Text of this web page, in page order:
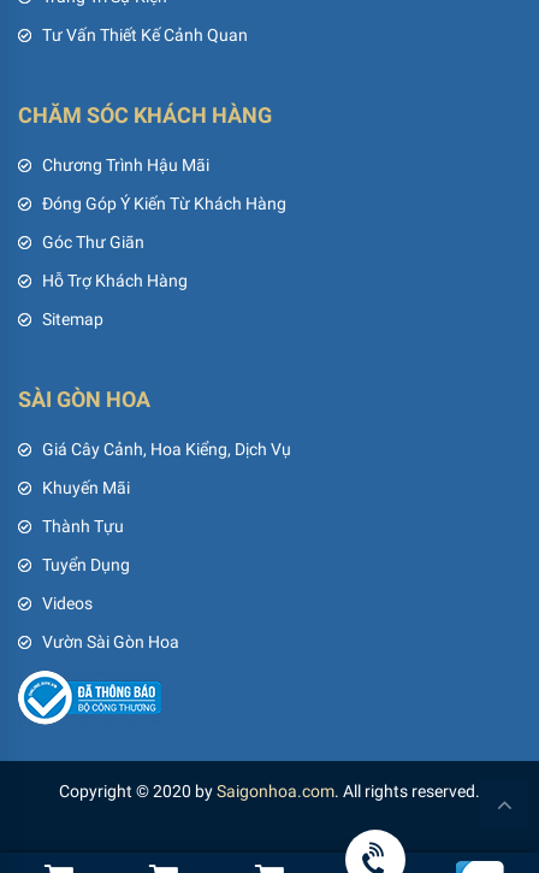
Tư Vấn Thiết Kế Cảnh Quan
CHĂM SÓC KHÁCH HÀNG
Chương Trình Hậu Mãi
Đóng Góp Ý Kiến Từ Khách Hàng
Góc Thư Giãn
Hỗ Trợ Khách Hàng
Sitemap
SÀI GÒN HOA
Giá Cây Cảnh, Hoa Kiểng, Dịch Vụ
Khuyến Mãi
Thành Tựu
Tuyển Dụng
Videos
Vườn Sài Gòn Hoa
Copyright © 2020 bySaigonhoa.com. All rights reserved.